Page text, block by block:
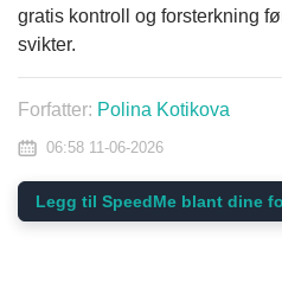
gratis kontroll og forsterkning
svikter.
Forfatter: Polina Kotikova
06:58 11-06-2026
Legg til SpeedMe blant dine